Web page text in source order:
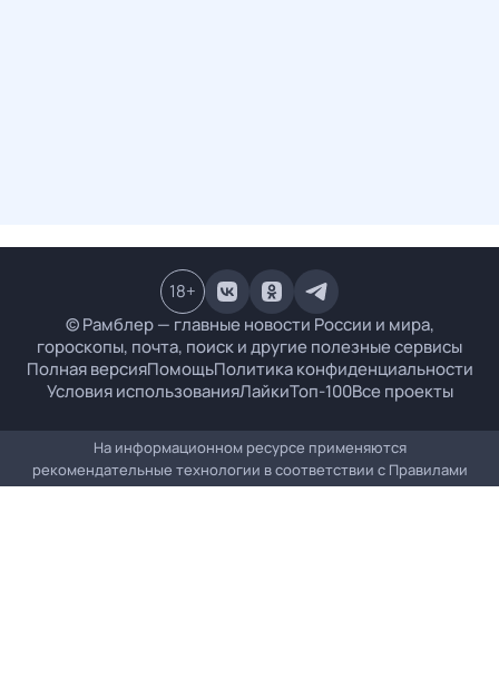
© Рамблер — главные новости России и мира,
гороскопы, почта, поиск и другие полезные сервисы
Полная версияПомощьПолитика конфиденциальности
Условия использованияЛайкиТоп-100Все проекты
18+
На информационном ресурсе применяются
рекомендательные технологии в соответствии с Правилами